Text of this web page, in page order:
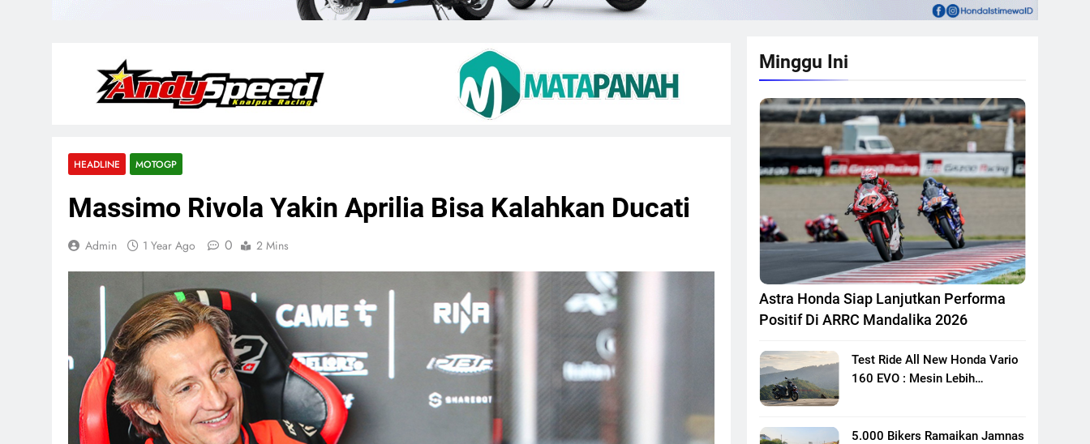
HEADLINE MOTOGP
Massimo Rivola Yakin Aprilia Bisa Kalahkan Ducati
Admin 1 Year Ago 0 2 Mins
Minggu Ini
Astra Honda Siap Lanjutkan Performa
Positif Di ARRC Mandalika 2026
Test Ride All New Honda Vario
160 EVO : Mesin Lebih
5.000 Bikers Ramaikan Jamnas